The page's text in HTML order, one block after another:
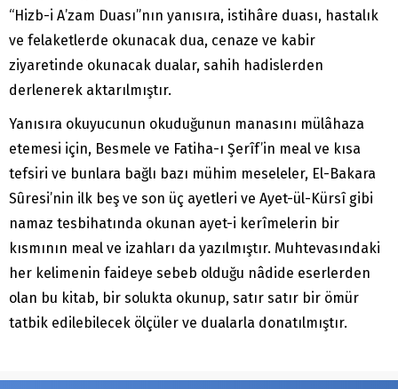
“Hizb-i A’zam Duası”nın yanısıra, istihâre duası, hastalık
ve felaketlerde okunacak dua, cenaze ve kabir
ziyaretinde okunacak dualar, sahih hadislerden
derlenerek aktarılmıştır.
Yanısıra okuyucunun okuduğunun manasını mülâhaza
etemesi için, Besmele ve Fatiha-ı Şerîf’in meal ve kısa
tefsiri ve bunlara bağlı bazı mühim meseleler, El-Bakara
Sûresi’nin ilk beş ve son üç ayetleri ve Ayet-ül-Kürsî gibi
namaz tesbihatında okunan ayet-i kerîmelerin bir
kısmının meal ve izahları da yazılmıştır. Muhtevasındaki
her kelimenin faideye sebeb olduğu nâdide eserlerden
olan bu kitab, bir solukta okunup, satır satır bir ömür
tatbik edilebilecek ölçüler ve dualarla donatılmıştır.